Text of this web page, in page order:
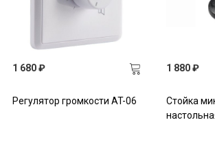
1 680 ₽
Регулятор громкости AT-06
1 880 ₽
Стойка